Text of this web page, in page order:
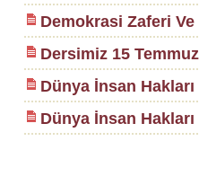
Demokrasi Zaferi
Dersimiz 15 Temmuz
Dünya İnsan Hakları
Dünya İnsan